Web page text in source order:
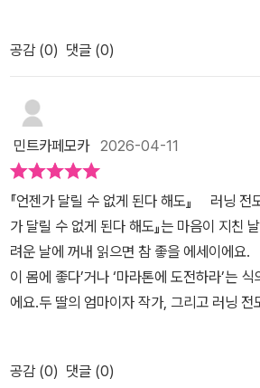
섰던 여름밤의 러닝도 기억이 났다. 가로등
에서 오직 내 숨소리에만 집중하던 그 고요한
어가고 있지만, 제 마음속엔 여전히 그때의
다. 작가가 말한 것처럼, 중요한 건 완벽하게
운동화 끈을 묶는 그 표정에 있으니까...​어쩌
는 없을지도 모른다 하지만 언젠가 달릴 수
도, 뜨겁게 도로를 누볐던 그 '감각'만큼은
것이다. 다시 제주 바다의 윤슬처럼 빛나는
저는 잠시 잊고 있던 운동화의 먼지를 털어
다. @visionbnp 멋진 동기부여 감사합니
가달릴수없게된다해도 의 #안정은 작가도
선택은 다르지만, 그 본질은 다르지 않을 거
게 시작한 달리기의 여정이였다. 아침 달리기와 저녁 달리기의 다른
점과 생각들, 남들이 하는 것 혹은 유행을 쫒
서, 읽어가며 그 경험을 하나씩 쌓아가는 기
외 대회, 트레일러닝 등 다양한 달리기를 보는 재
의 글을 보며 집중해야하는 바는 어떤 이유
하고 연장선상의 도전을 하면서 스스로를
생각한다. 홀로 하지만 때로는 함께, 때로는
시간들은 참 소중해 보였다. 또 그렇게 삶을
생각한다. 꼭 달리기가 아니라도 작은 성취와 용기가 오늘을 살아가
게 하는 힘을 준다. 이 책에 힘입어 나의 갈
건강한 책이다. 망설이고 있는 무언가가 있다
공감 (0) 댓글 (0)
민트카페모카2026-04-11
『언젠가 달릴 수 없게 된다 해도』 러닝 전도사 안정은 님의 『언젠
가 달릴 수 없게 된다 해도』는 마음이 지친
려운 날에 꺼내 읽으면 참 좋을 에세이에요. 이 책은 단순히 ‘운동
이 몸에 좋다’거나 ‘마라톤에 도전하라’는
에요.두 딸의 엄마이자 작가, 그리고 러닝 전
죠.인생에서 ‘멈춤’을 경험했을 때, 다시 일
것은 다름 아닌 ‘달리기’였어요. 운동화 끈을 묶는 ‘최소한의 의
공감 (0) 댓글 (0)